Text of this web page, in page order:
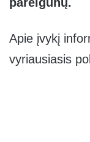
Apie įvykį
vyriausiasis